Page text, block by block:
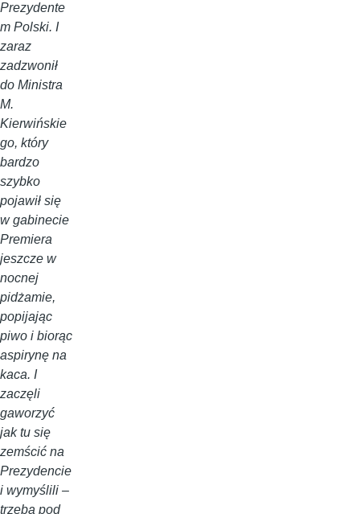
Prezydente
m Polski. I
zaraz
zadzwonił
do Ministra
M.
Kierwińskie
go, który
bardzo
szybko
pojawił się
w gabinecie
Premiera
jeszcze w
nocnej
pidżamie,
popijając
piwo i biorąc
aspirynę na
kaca. I
zaczęli
gaworzyć
jak tu się
zemścić na
Prezydencie
i wymyślili –
trzeba pod